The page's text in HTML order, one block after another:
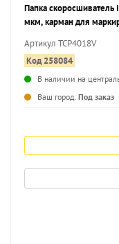
Папка скоросшиватель
мкм, карман для
Артикул TCP4018V
Код 258084
В наличии на
Ваш город: Под заказ